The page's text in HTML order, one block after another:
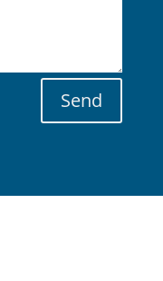
Send